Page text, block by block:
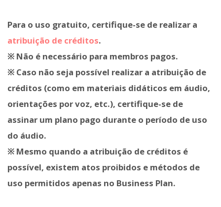
Para o uso gratuito, certifique-se de realizar a
atribuição de créditos.
※ Não é necessário para membros pagos.
※ Caso não seja possível realizar a atribuição de
créditos (como em materiais didáticos em áudio,
orientações por voz, etc.), certifique-se de
assinar um plano pago durante o período de uso
do áudio.
※ Mesmo quando a atribuição de créditos é
possível, existem atos proibidos e métodos de
uso permitidos apenas no Business Plan.